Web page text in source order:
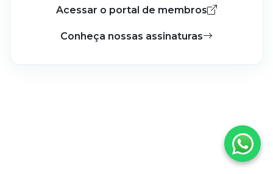
Acessar o portal de membros
Conheça nossas assinaturas